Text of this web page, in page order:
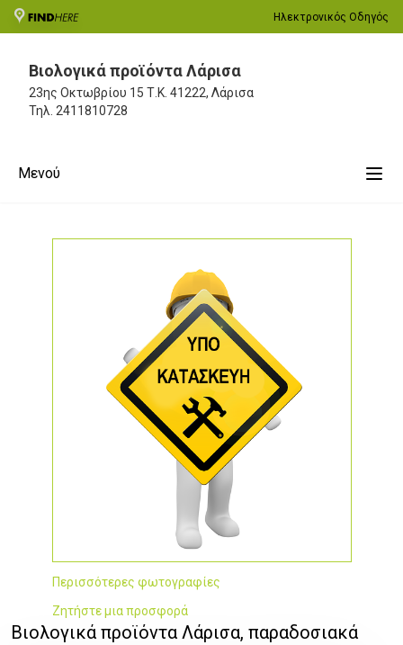
Ηλεκτρονικός Οδηγός
Βιολογικά προϊόντα Λάρισα
23ης Οκτωβρίου 15 Τ.Κ. 41222, Λάρισα
Τηλ. 2411810728
Μενού
Περισσότερες φωτογραφίες
Ζητήστε μια προσφορά
Βιολογικά προϊόντα Λάρισα, παραδοσιακά